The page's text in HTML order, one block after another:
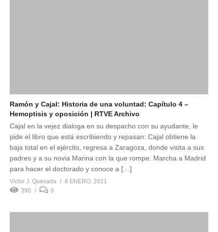
Ramón y Cajal: Historia de una voluntad: Capítulo 4 –
Hemoptisis y oposición | RTVE Archivo
Cajal en la vejez dialoga en su despacho con su ayudante, le
pide el libro que está escribiendo y repasan: Cajal obtiene la
baja total en el ejército, regresa a Zaragoza, donde visita a sus
padres y a su novia Marina con la que rompe. Marcha a Madrid
para hacer el doctorado y conoce a […]
Victor J. Quesada
8 ENERO, 2021
390
0